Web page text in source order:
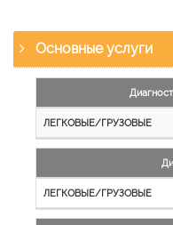
Основные услуги
работы
Легковые
и
Грузовые
автомобили